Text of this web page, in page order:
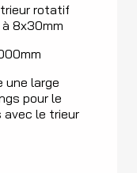
rotatif
à 8x30mm
une large
pour le
le trieur